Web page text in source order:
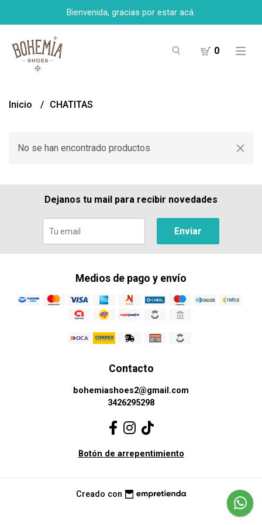
Bienvenida, gracias por estar acá.
0
Inicio CHATITAS
No se han encontrado productos
Dejanos tu mail para recibir novedades
Enviar
Medios de pago y envío
Contacto
bohemiashoes2@gmail.com
3426295298
Botón de arrepentimiento
Creado con